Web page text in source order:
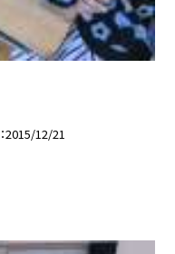
2015/12/21